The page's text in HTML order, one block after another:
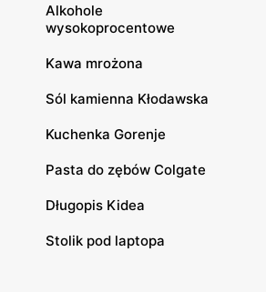
Alkohole
wysokoprocentowe
Kawa mrożona
Sól kamienna Kłodawska
Kuchenka Gorenje
Pasta do zębów Colgate
Długopis Kidea
Stolik pod laptopa